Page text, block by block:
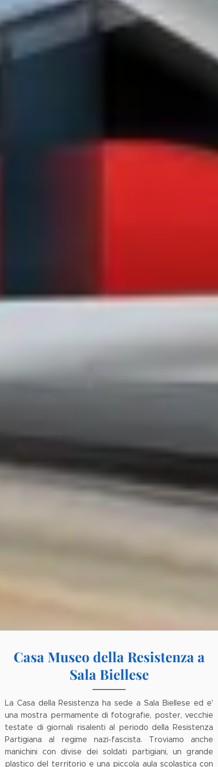
Casa Museo della Resistenza a
Sala Biellese
La Casa della Resistenza ha sede a Sala Biellese ed e'
una mostra permamente di fotografie, poster, vecchie
testate di giornali risalenti al periodo della Resistenza
Partigiana al regime nazi-fascista. Troviamo anche
manichini con divise dei soldati partigiani, un grande
plastico del territorio e una piccola aula scolastica con